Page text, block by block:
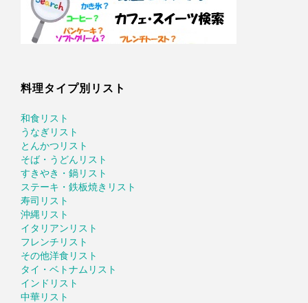
料理タイプ別リスト
和食リスト
うなぎリスト
とんかつリスト
そば・うどんリスト
すきやき・鍋リスト
ステーキ・鉄板焼きリスト
寿司リスト
沖縄リスト
イタリアンリスト
フレンチリスト
その他洋食リスト
タイ・ベトナムリスト
インドリスト
中華リスト